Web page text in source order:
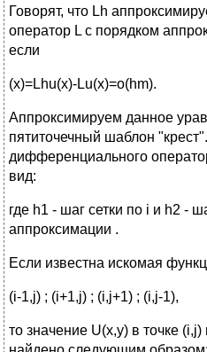
Говорят, что Lh
оператор L с порядком
если
(x)=Lhu(x)-Lu(x)=o(hm).
Аппроксимируем данное
пятиточечный шаблон
дифференциального
вид:
где h1 - шаг сетки по i и h2 -
аппроксимации .
Если известна искомая
(i-1,j) ; (i+1,j) ; (i,j+1) ; (i,j-1),
то значение U(x,y) в точке